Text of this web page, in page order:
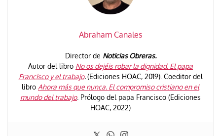
Abraham Canales
Director de Noticias Obreras.
Autor del libro No os dejéis robar la dignidad. El papa
Francisco y el trabajo.(Ediciones HOAC, 2019). Coeditor del
libro Ahora más que nunca. El compromiso cristiano en el
mundo del trabajo. Prólogo del papa Francisco (Ediciones
HOAC, 2022)